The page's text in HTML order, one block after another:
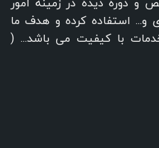
و... استفاده کرده و هدف ما
با کیفیت می باشد... (